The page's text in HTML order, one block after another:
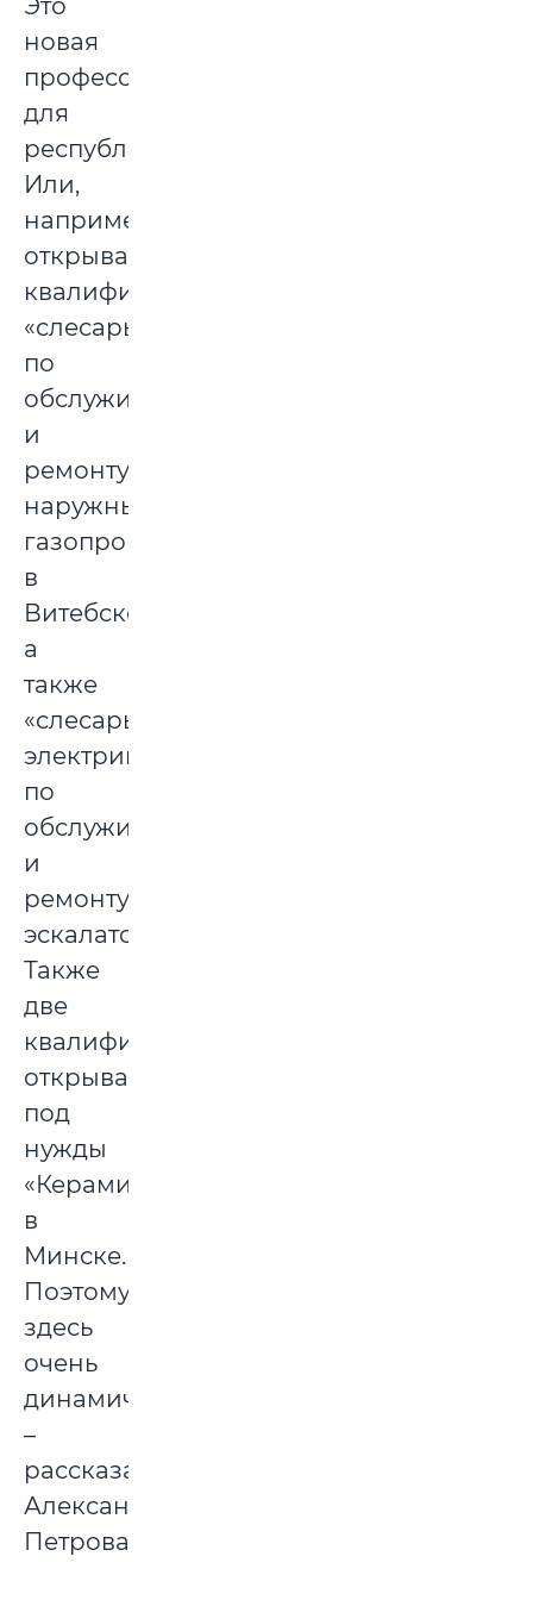
Это
новая
профессия
для
республики.
Или,
например,
открывается
квалификация
«слесарь
по
обслуживанию
и
ремонту
наружных
газопроводов»
в
Витебске,
а
также
«слесарь-
электрик
по
обслуживанию
и
ремонту
эскалаторов».
Также
две
квалификации
открываются
под
нужды
«Керамина»
в
Минске.
Поэтому
здесь
очень
динамично»,
–
рассказала
Александра
Петрова.